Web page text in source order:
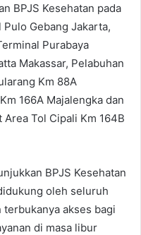
BPJS Kesehatan pada
Gebang Jakarta,
Purabaya
Makassar, Pelabuhan
Km 88A
166A Majalengka dan
Tol Cipali Km 164B
BPJS Kesehatan
oleh seluruh
akses bagi
di masa libur